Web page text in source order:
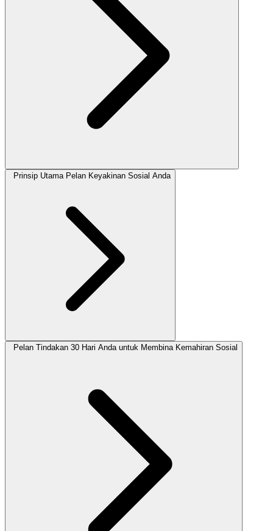
Prinsip Utama Pelan Keyakinan Sosial Anda
Pelan Tindakan 30 Hari Anda untuk Membina Kemahiran Sosial